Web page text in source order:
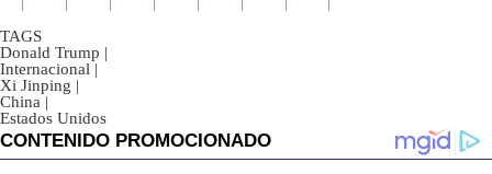
TAGS
Donald Trump |
Internacional |
Xi Jinping |
China |
Estados Unidos